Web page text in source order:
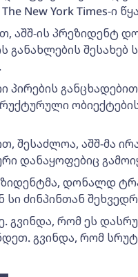
New York Times-ი
აშშ-ის პრეზიდენტ
განახლების
პირების
შესაძლოა, აშშ-მა
დანაყოფებიც
დონალდ
ძინპინთან
გვინდა, რომ ეს
გვინდა, რომ